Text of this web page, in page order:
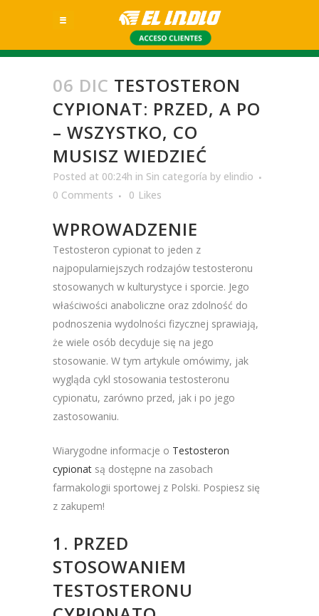
06 DIC TESTOSTERON
CYPIONAT: PRZED, A PO
– WSZYSTKO, CO
MUSISZ WIEDZIEĆ
Posted at 00:24h in Sin categoría by elindio
0 Comments
0 Likes
WPROWADZENIE
Testosteron cypionat to jeden z
najpopularniejszych rodzajów testosteronu
stosowanych w kulturystyce i sporcie. Jego
właściwości anaboliczne oraz zdolność do
podnoszenia wydolności fizycznej sprawiają,
że wiele osób decyduje się na jego
stosowanie. W tym artykule omówimy, jak
wygląda cykl stosowania testosteronu
cypionatu, zarówno przed, jak i po jego
zastosowaniu.
Wiarygodne informacje o Testosteron
cypionat są dostępne na zasobach
farmakologii sportowej z Polski. Pospiesz się
z zakupem!
1. PRZED
STOSOWANIEM
TESTOSTERONU